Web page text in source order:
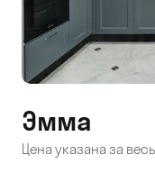
Эмма
Цена указана за